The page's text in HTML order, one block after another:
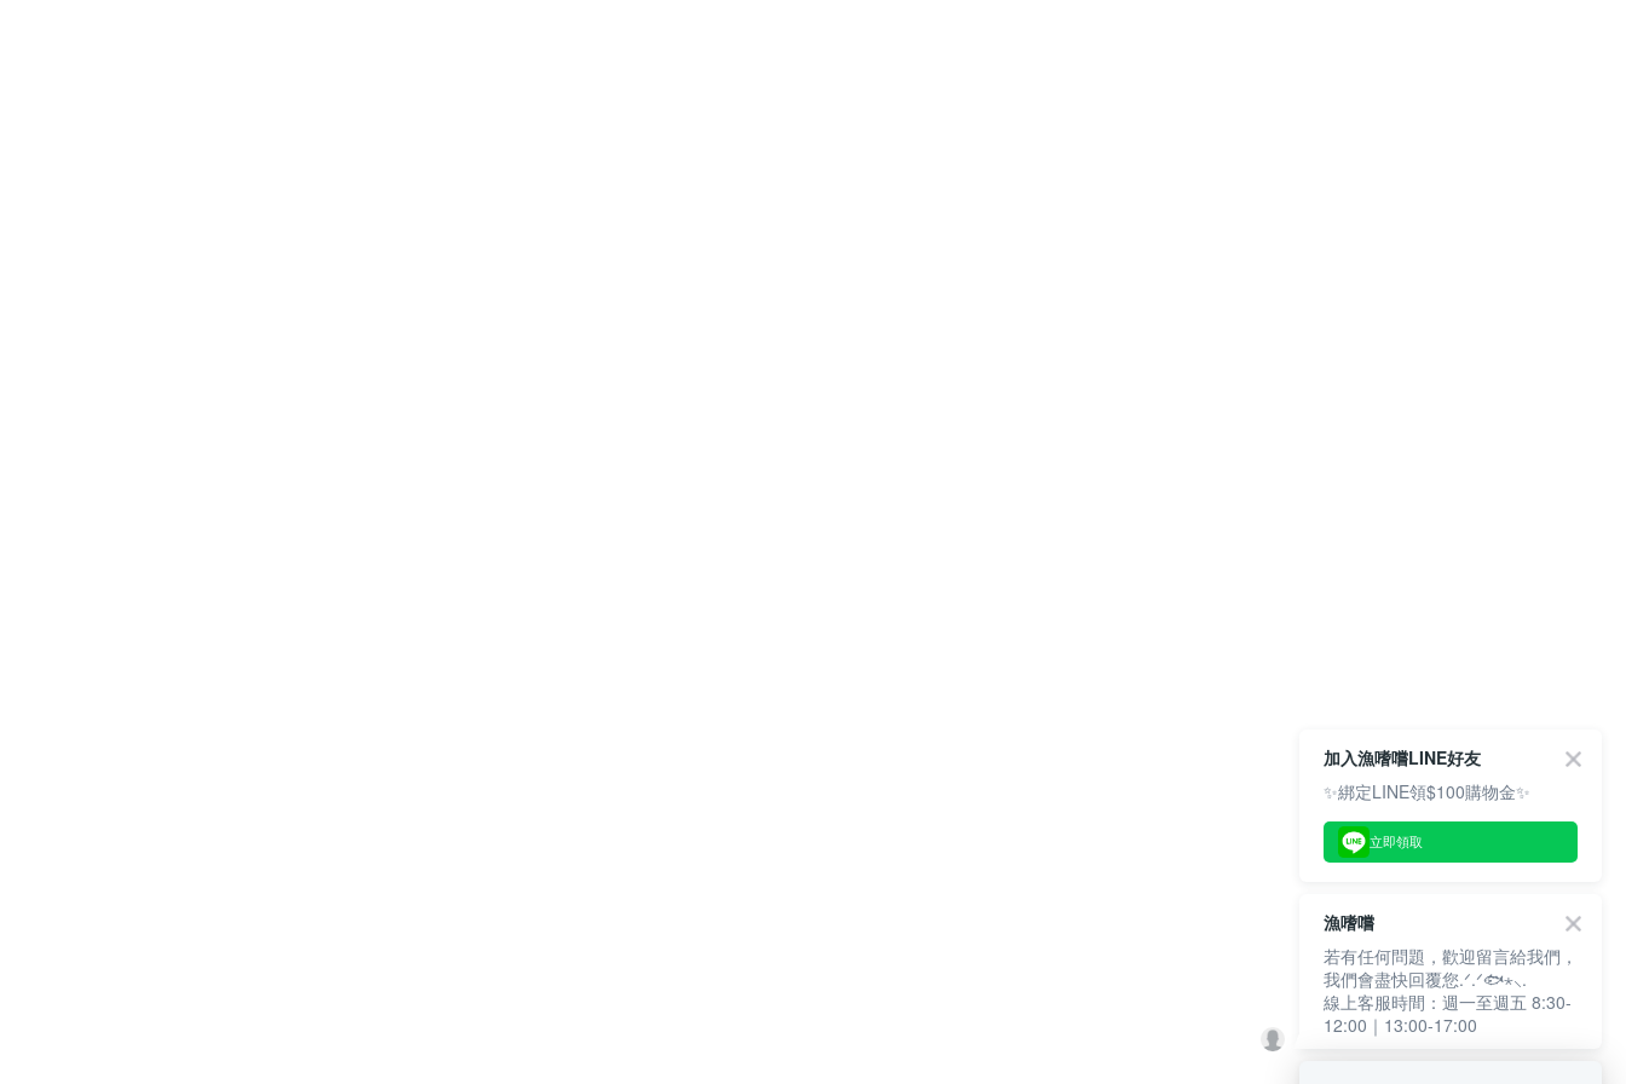
加入漁嗜嚐LINE好友
✨綁定LINE領$100購物金✨
立即領取
漁嗜嚐
若有任何問題，歡迎留言給我們，
我們會盡快回覆您.ᐟ.ᐟ🐟⋆⸜.
線上客服時間：週一至週五 8:30-
12:00｜13:00-17:00